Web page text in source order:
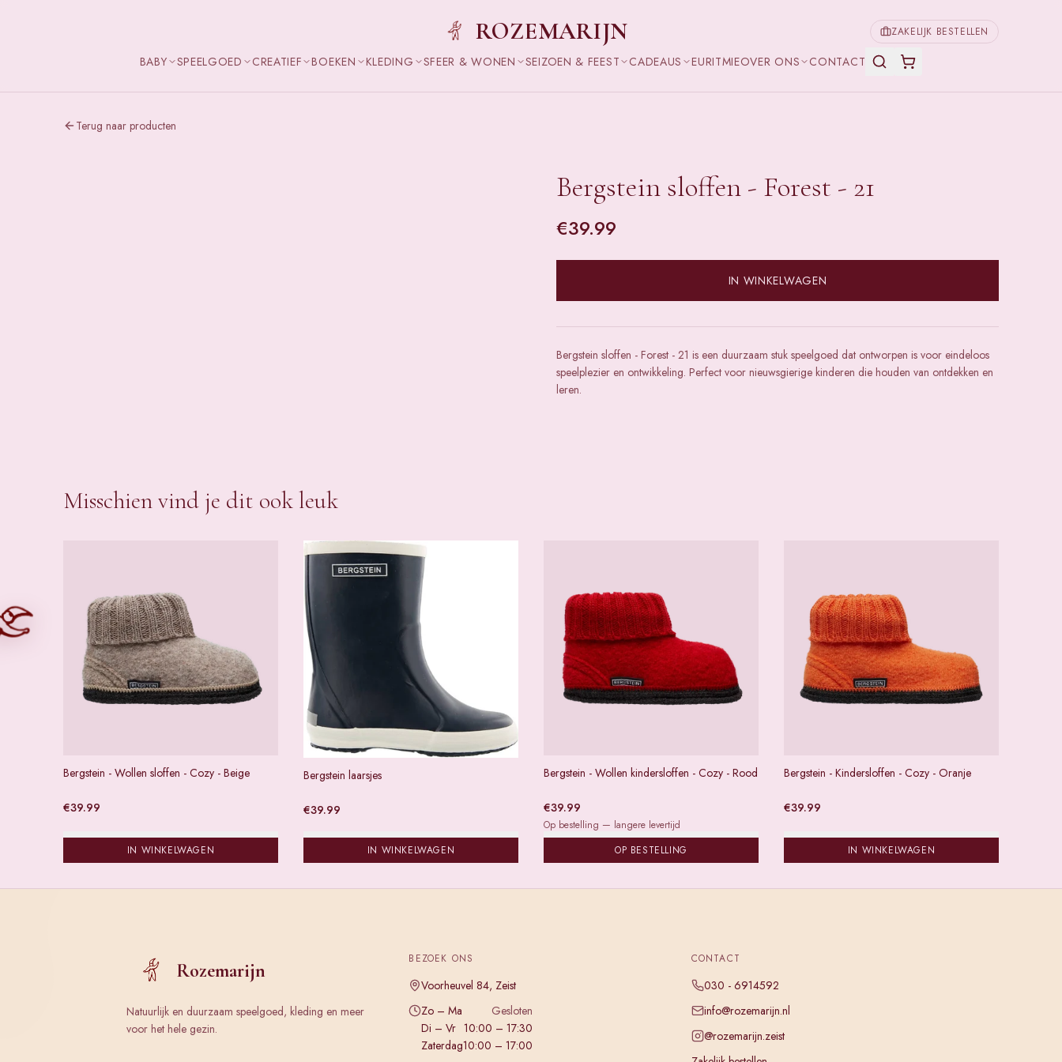
ROZEMARIJN ZAKELIJK BESTELLEN
BABY SPEELGOED CREATIEF BOEKEN KLEDING SFEER & WONEN SEIZOEN & FEEST CADEAUS EURITMIEOVER ONS CONTACT
Terug naar producten
Bergstein sloffen - Forest - 21
€39.99
IN WINKELWAGEN
Bergstein sloffen - Forest - 21 is een duurzaam stuk speelgoed dat ontworpen is voor eindeloos
speelplezier en ontwikkeling. Perfect voor nieuwsgierige kinderen die houden van ontdekken en
leren.
Misschien vind je dit ook leuk
Bergstein - Wollen sloffen - Cozy - Beige
€39.99
IN WINKELWAGEN
Bergstein laarsjes
€39.99
IN WINKELWAGEN
Bergstein - Wollen kindersloffen - Cozy - Rood
€39.99
Op bestelling — langere levertijd
OP BESTELLING
Bergstein - Kindersloffen - Cozy - Oranje
€39.99
IN WINKELWAGEN
Rozemarijn
Natuurlijk en duurzaam speelgoed, kleding en meer
voor het hele gezin.
BEZOEK ONS
Voorheuvel 84, Zeist
Zo – Ma
Gesloten
Di – Vr 10:00 – 17:30
Zaterdag10:00 – 17:00
CONTACT
030 - 6914592
info@rozemarijn.nl
@rozemarijn.zeist